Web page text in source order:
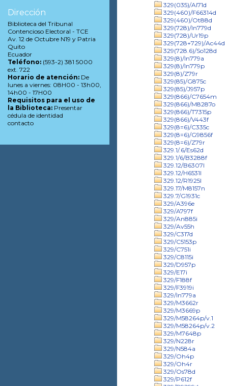
329(035)/Al71d
329(460)/F66314d
329(460)/Ot88d
329(728)/In779d
329(728)/Ur19p
329(728+729)/Ac44d
329(728.6)/So128d
329(8)/In779a
329(8)/In779p
329(8)/Z79r
329(85)/G875c
329(85)/J957p
329(866)/C7654m
329(866)/M8287o
329(866)/T7315p
329(866)/V443f
329(8=6)/C335c
329(8=6)/G9856f
329(8=6)/Z79r
329.1/.6/Es62d
329.1/6/B3288f
329.12/B6307l
329.12/H6531l
329.12/R1925l
329.17/M8157n
329.7/G1931c
329/A396e
329/A797f
329/An885i
329/Av55h
329/C317d
329/C5153p
329/C751i
329/C8115i
329/D957p
329/E17i
329/F188f
329/F3919i
329/In779a
329/M3662r
329/M3669p
329/M58264p/v.1
329/M58264p/v.2
329/M7648p
329/N228r
329/N584a
329/Oh4p
329/Oh4r
329/Os78d
329/P612f
Dirección
Biblioteca del Tribunal
Contencioso Electoral - TCE
Av. 12 de Octubre N19 y Patria
Quito
Ecuador
Teléfono: (593-2) 381 5000
ext. 722
Horario de atención: De
lunes a viernes: 08H00 - 13h00,
14h00 - 17H00
Requisitos para el uso de
la Biblioteca: Presentar
cédula de identidad
contacto